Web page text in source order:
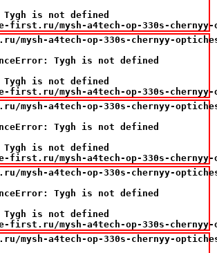
Tygh is not defined
first.ru/mysh-a4tech-op-330s-
a4tech-op-330s-chernyy-
Tygh is not defined
Tygh is not defined
first.ru/mysh-a4tech-op-330s-
a4tech-op-330s-chernyy-
Tygh is not defined
Tygh is not defined
first.ru/mysh-a4tech-op-330s-
a4tech-op-330s-chernyy-
Tygh is not defined
Tygh is not defined
first.ru/mysh-a4tech-op-330s-
a4tech-op-330s-chernyy-